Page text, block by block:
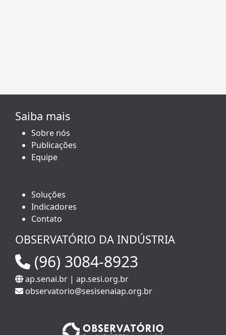
Saiba mais
Sobre nós
Publicações
Equipe
Soluções
Indicadores
Contato
OBSERVATÓRIO DA INDÚSTRIA
(96) 3084-8923
ap.senai.br | ap.sesi.org.br
observatorio@sesisenaiap.org.br